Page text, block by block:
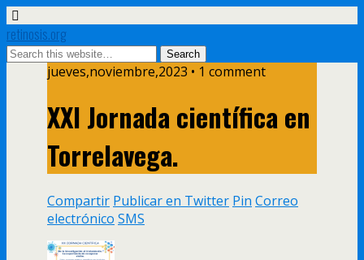
retinosis.org
jueves,noviembre,2023 • 1 comment
XXI Jornada científica en
Torrelavega.
Compartir Publicar en Twitter Pin Correo
electrónico SMS